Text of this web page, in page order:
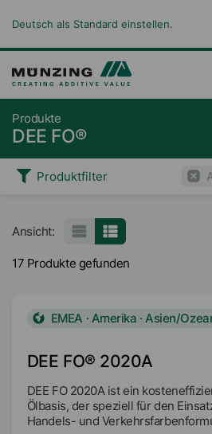
Deutsch als Standard einstellen.
Produkte
DEE FO®
Produktfilter
Ansicht:
17 Produkte gefunden
DEE FO® 2020A
EMEA · Amerika · Asien/
DEE FO 2020A ist ein
Ölbasis, der speziell für den
Handels- und